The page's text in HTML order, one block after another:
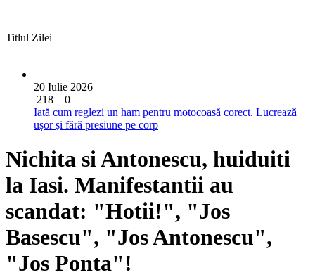
Titlul Zilei
20 Iulie 2026
218
0
Iată cum reglezi un ham pentru motocoasă corect. Lucrează
ușor și fără presiune pe corp
Nichita si Antonescu, huiduiti
la Iasi. Manifestantii au
scandat: "Hotii!", "Jos
Basescu", "Jos Antonescu",
"Jos Ponta"!